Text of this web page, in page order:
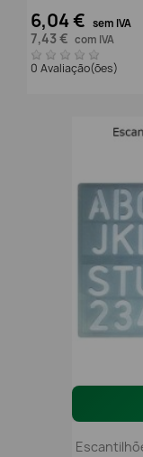
6,04 € sem IVA
7,43 € com IVA
0 Avaliação(ões)